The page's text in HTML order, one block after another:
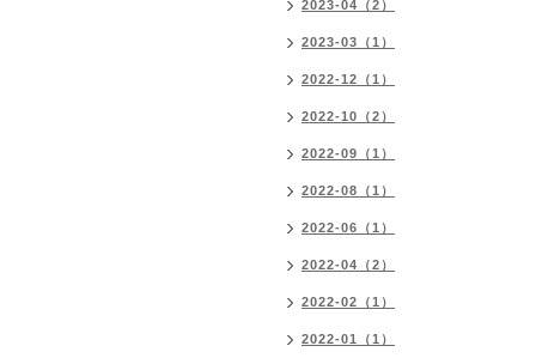
2023-04（2）
2023-03（1）
2022-12（1）
2022-10（2）
2022-09（1）
2022-08（1）
2022-06（1）
2022-04（2）
2022-02（1）
2022-01（1）